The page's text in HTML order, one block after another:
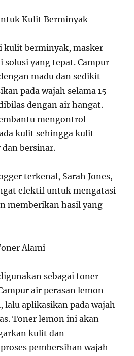
Kulit Berminyak
kulit berminyak, masker
solusi yang tepat. Campur
madu dan sedikit
pada wajah selama 15-
dengan air hangat.
mengontrol
kulit sehingga kulit
bersinar.
terkenal, Sarah Jones,
efektif untuk mengatasi
memberikan hasil yang
Alami
sebagai toner
air perasan lemon
lalu aplikasikan pada wajah
Toner lemon ini akan
kulit dan
pembersihan wajah